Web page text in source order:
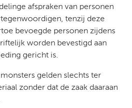
afspraken van personen
tenzij deze
bevoegde personen zijdens
worden bevestigd aan
gericht is.
gelden slechts ter
zonder dat de zaak daaraan